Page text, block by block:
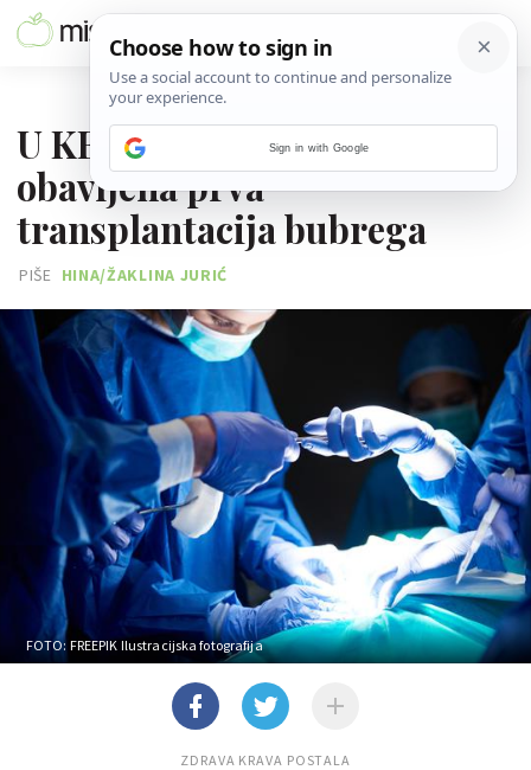
U KBC-u Split uspješno
obavljena prva
transplantacija bubrega
PIŠE HINA/ŽAKLINA JURIĆ
FOTO: FREEPIK Ilustracijska fotografija
ZDRAVA KRAVA POSTALA
Sign in with Google